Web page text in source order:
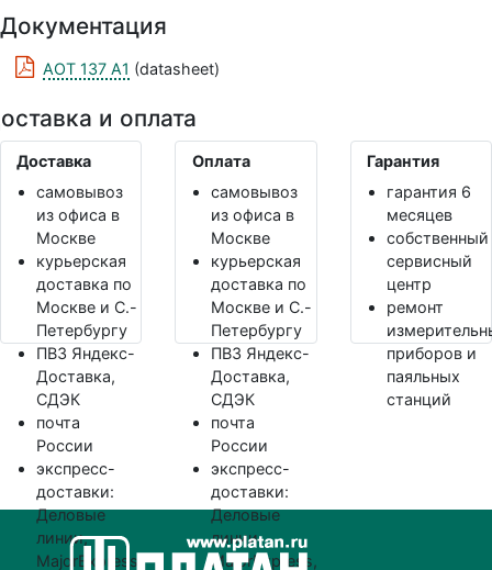
Документация
АОТ 137 А1 (datasheet)
и оплата
Доставка
самовывоз
из офиса в
Москве
курьерская
доставка по
Москве и С.-
Петербургу
ПВЗ Яндекс-
Доставка,
СДЭК
почта
России
экспресс-
доставки:
Деловые
линии,
MajorExpress,
Оплата
самовывоз
из офиса в
Москве
курьерская
доставка по
Москве и С.-
Петербургу
ПВЗ Яндекс-
Доставка,
СДЭК
почта
России
экспресс-
доставки:
Деловые
линии,
MajorExpress,
Гарантия
гарантия 6
месяцев
собственный
сервисный
центр
ремонт
приборов и
паяльных
станций